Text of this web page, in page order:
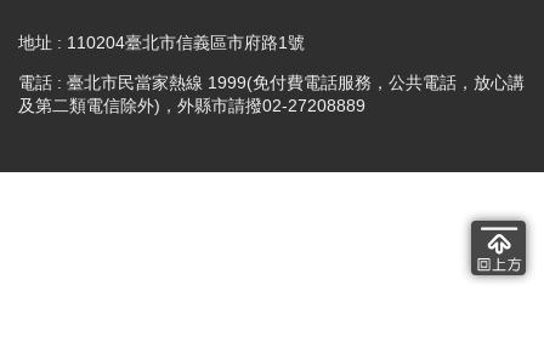
地址 : 110204臺北市信義區市府路1號
電話 : 臺北市民當家熱線 1999(免付費電話服務，公共電話，放心講
及第二類電信除外)，外縣市請撥02-27208889